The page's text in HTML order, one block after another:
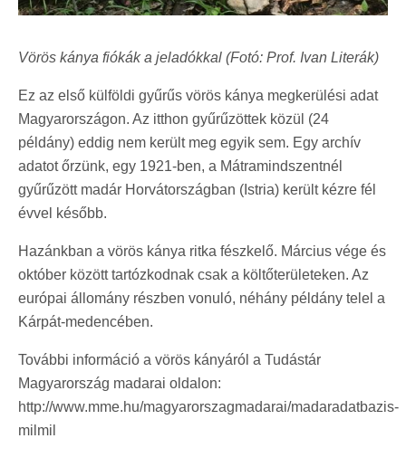
Vörös kánya fiókák a jeladókkal (Fotó: Prof. Ivan Literák)
Ez az első külföldi gyűrűs vörös kánya megkerülési adat
Magyarországon. Az itthon gyűrűzöttek közül (24
példány) eddig nem került meg egyik sem. Egy archív
adatot őrzünk, egy 1921-ben, a Mátramindszentnél
gyűrűzött madár Horvátországban (Istria) került kézre fél
évvel később.
Hazánkban a vörös kánya ritka fészkelő. Március vége és
október között tartózkodnak csak a költőterületeken. Az
európai állomány részben vonuló, néhány példány telel a
Kárpát-medencében.
További információ a vörös kányáról a Tudástár
Magyarország madarai oldalon:
http://www.mme.hu/magyarorszagmadarai/madaradatbazis-
milmil